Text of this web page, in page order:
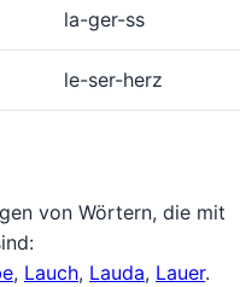
la-ger-ss
le-ser-herz
von Wörtern, die mit
, Lauch, Lauda, Lauer.